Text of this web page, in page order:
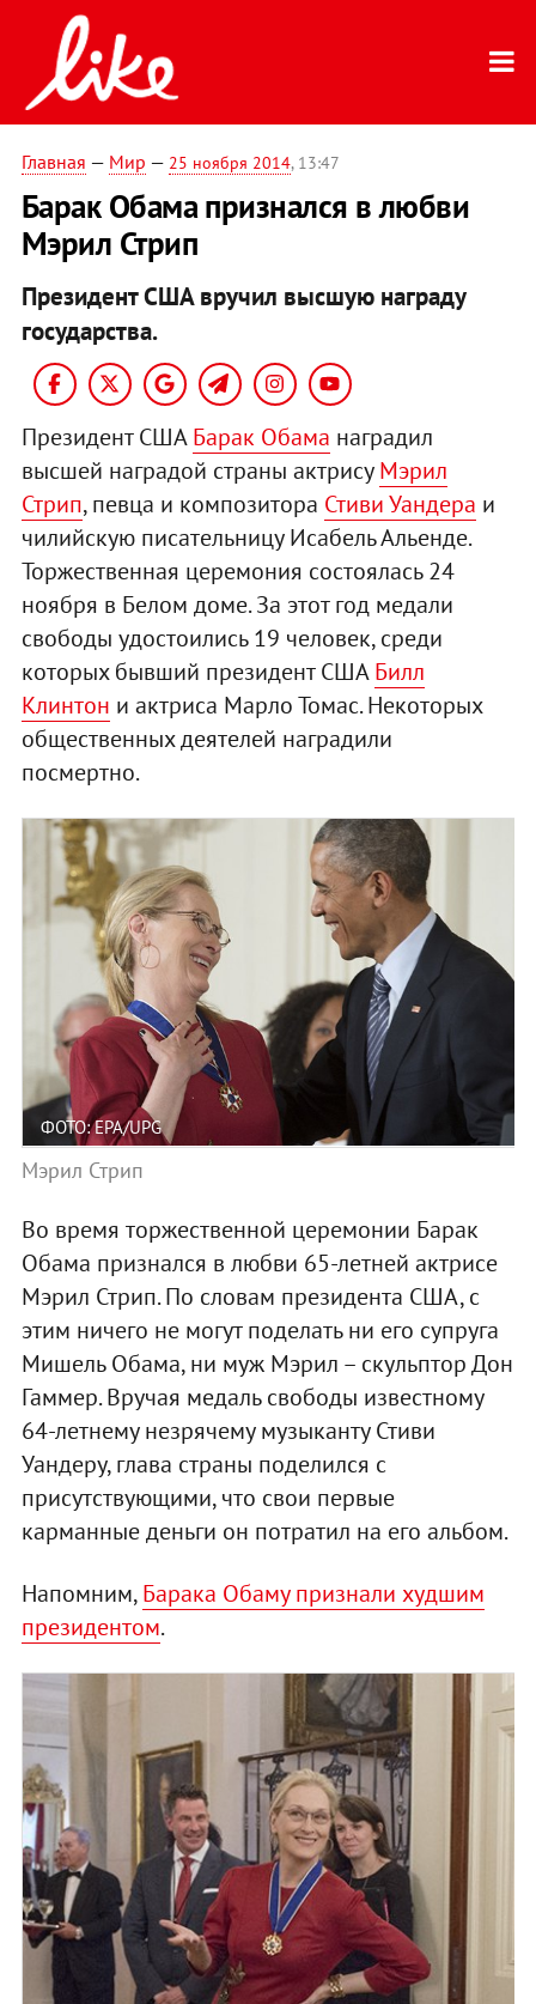
Главная — Мир — 25 ноября 2014, 13:47
Барак Обама признался в любви
Мэрил Стрип
Президент США вручил высшую награду
государства.
Президент СШАБарак Обама наградил
высшей наградой страны актрисуМэрил
Стрип, певца и композитора Стиви Уандера и
чилийскую писательницу Исабель Альенде.
Торжественная церемония состоялась 24
ноября в Белом доме. За этот год медали
свободы удостоились 19 человек, среди
которых бывший президент СШАБилл
Клинтон и актриса Марло Томас. Некоторых
общественных деятелей наградили
посмертно.
ФОТО: EPA/UPG
Мэрил Стрип
Во время торжественной церемонии Барак
Обама признался в любви 65-летней актрисе
Мэрил Стрип. По словам президента США, с
этим ничего не могут поделать ни его супруга
Мишель Обама, ни муж Мэрил – скульптор Дон
Гаммер. Вручая медаль свободы известному
64-летнему незрячему музыканту Стиви
Уандеру, глава страны поделился с
присутствующими, что свои первые
карманные деньги он потратил на его альбом.
Напомним,Барака Обаму признали худшим
президентом.